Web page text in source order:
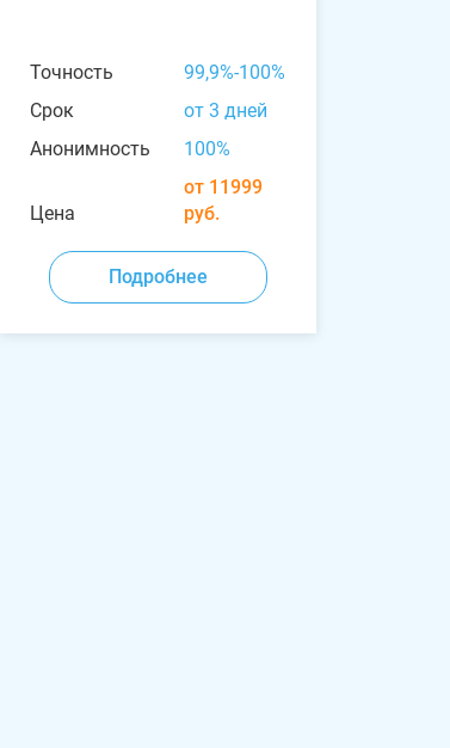
Точность
99,9%-100%
Срок
от 3 дней
Анонимность
100%
Цена
от 11999
руб.
Подробнее